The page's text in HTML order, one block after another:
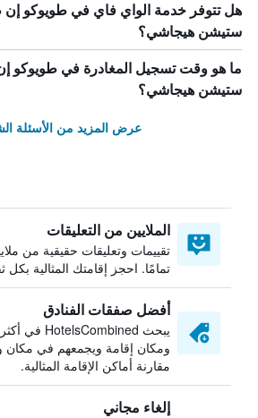
هل تتوفر خدمة الواي فاي في طويوكو
ستيشن هيجاشي؟
ما هو وقت تسجيل المغادرة في طويوكو
ستيشن هيجاشي؟
عرض المزيد من الأسئلة
الملايين من التعليقات
تقييمات وتعليقات حقيقية من
تمامًا. احجز إقامتك المثالية بكل
أفضل صفقات الفنادق
ومكان إقامة ويجمعهم في
مقارنة أماكن الإقامة المثالية.
إلغاء مجاني